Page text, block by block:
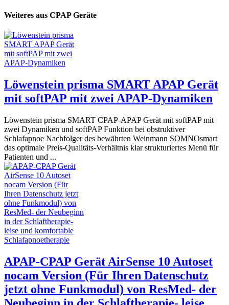
Weiteres aus CPAP Geräte
Löwenstein prisma SMART APAP Gerät
mit softPAP mit zwei APAP-Dynamiken
Löwenstein prisma SMART CPAP-APAP Gerät mit softPAP mit
zwei Dynamiken und softPAP Funktion bei obstruktiver
Schlafapnoe Nachfolger des bewährten Weinmann SOMNOsmart
das optimale Preis-Qualitäts-Verhältnis klar strukturiertes Menü für
Patienten und ...
APAP-CPAP Gerät AirSense 10 Autoset
nocam Version (Für Ihren Datenschutz
jetzt ohne Funkmodul) von ResMed- der